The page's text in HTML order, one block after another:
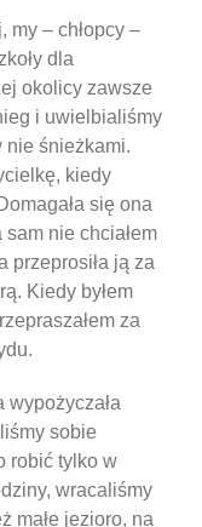
my – chłopcy –
dla
okolicy zawsze
i uwielbialiśmy
nie śnieżkami.
kiedy
się ona
nie chciałem
przeprosiła ją za
Kiedy byłem
za
wypożyczała
sobie
robić tylko w
wracaliśmy
małe jezioro, na